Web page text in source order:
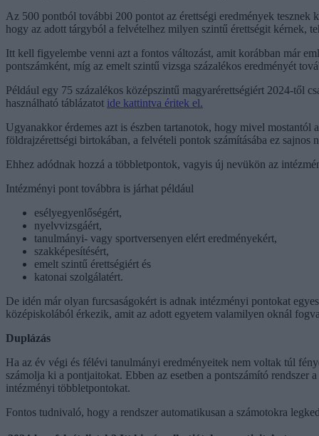
Az 500 pontból további 200 pontot az érettségi eredmények
hogy az adott tárgyból a felvételhez milyen szintű érettségit kérnek,
Itt kell figyelembe venni azt a fontos változást, amit korábban már
pontszámként, míg az emelt szintű vizsga százalékos eredményét
Például egy 75 százalékos középszintű magyarérettségiért 2024-től
használható táblázatot ide kattintva éritek el.
Ugyanakkor érdemes azt is észben tartanotok, hogy mivel
földrajzérettségi birtokában, a felvételi pontok számításába ez sajnos
Ehhez adódnak hozzá a többletpontok, vagyis új nevükön az
Intézményi pont továbbra is járhat például
esélyegyenlőségért,
nyelvvizsgáért,
tanulmányi- vagy sportversenyen elért eredményekért,
szakképesítésért,
emelt szintű érettségiért és
katonai szolgálatért.
De idén már olyan furcsaságokért is adnak intézményi pontokat
középiskolából érkezik, amit az adott egyetem valamilyen oknál
Duplázás
Ha az év végi és félévi tanulmányi eredményeitek nem voltak túl
számolja ki a pontjaitokat. Ebben az esetben a pontszámító rendszer
intézményi többletpontokat.
Fontos tudnivaló, hogy a rendszer automatikusan a számotokra